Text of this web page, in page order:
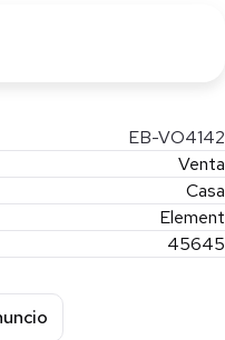
conocerla en persona… te
EB-VO4142
Venta
Casa
Element
45645